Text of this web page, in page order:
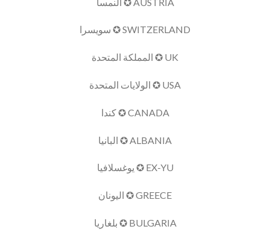
SWITZERLAND ✪ سويسرا
UK ✪ المملكة المتحدة
USA ✪ الولايات المتحدة
CANADA ✪ كندا
ALBANIA ✪ البانيا
EX-YU ✪ يوغسلافيا
GREECE ✪ اليونان
BULGARIA ✪ بلغاريا